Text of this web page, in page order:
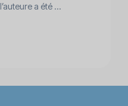
l’auteure a été ...